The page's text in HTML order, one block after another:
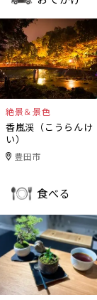
絶景＆景色
香嵐渓（こうらんけ
い）
豊田市
食べる